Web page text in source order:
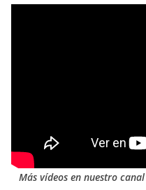
Más vídeos en nuestro